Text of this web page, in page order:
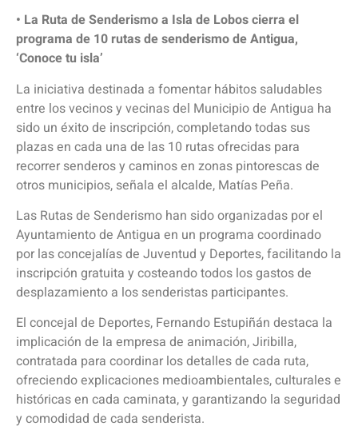
• La Ruta de Senderismo a Isla de Lobos cierra el
programa de 10 rutas de senderismo de Antigua,
‘Conoce tu isla’
La iniciativa destinada a fomentar hábitos saludables
entre los vecinos y vecinas del Municipio de Antigua ha
sido un éxito de inscripción, completando todas sus
plazas en cada una de las 10 rutas ofrecidas para
recorrer senderos y caminos en zonas pintorescas de
otros municipios, señala el alcalde, Matías Peña.
Las Rutas de Senderismo han sido organizadas por el
Ayuntamiento de Antigua en un programa coordinado
por las concejalías de Juventud y Deportes, facilitando la
inscripción gratuita y costeando todos los gastos de
desplazamiento a los senderistas participantes.
El concejal de Deportes, Fernando Estupiñán destaca la
implicación de la empresa de animación, Jiribilla,
contratada para coordinar los detalles de cada ruta,
ofreciendo explicaciones medioambientales, culturales e
históricas en cada caminata, y garantizando la seguridad
y comodidad de cada senderista.